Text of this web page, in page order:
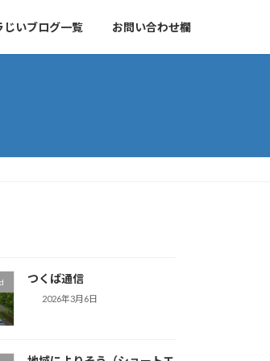
じいブログ一覧 お問い合わせ欄
つくば通信
2026年3月6日